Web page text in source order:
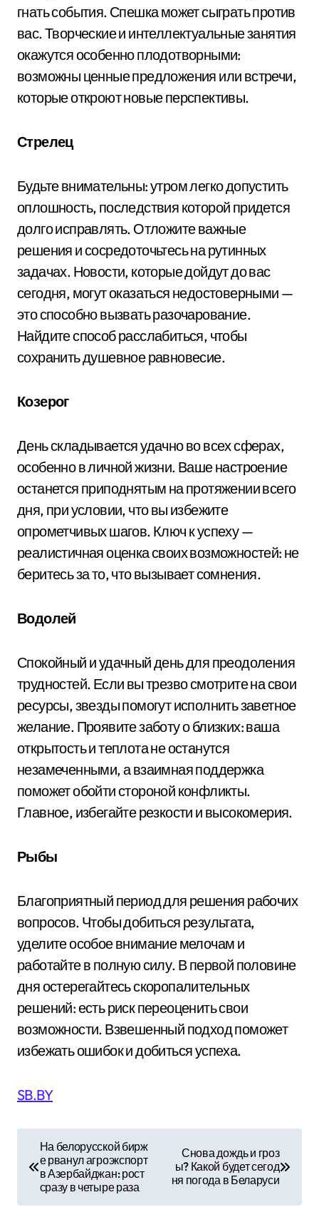
гнать события. Спешка может сыграть против
вас. Творческие и интеллектуальные занятия
окажутся особенно плодотворными:
возможны ценные предложения или встречи,
которые откроют новые перспективы.
Стрелец
Будьте внимательны: утром легко допустить
оплошность, последствия которой придется
долго исправлять. Отложите важные
решения и сосредоточьтесь на рутинных
задачах. Новости, которые дойдут до вас
сегодня, могут оказаться недостоверными —
это способно вызвать разочарование.
Найдите способ расслабиться, чтобы
сохранить душевное равновесие.
Козерог
День складывается удачно во всех сферах,
особенно в личной жизни. Ваше настроение
останется приподнятым на протяжении всего
дня, при условии, что вы избежите
опрометчивых шагов. Ключ к успеху —
реалистичная оценка своих возможностей: не
беритесь за то, что вызывает сомнения.
Водолей
Спокойный и удачный день для преодоления
трудностей. Если вы трезво смотрите на свои
ресурсы, звезды помогут исполнить заветное
желание. Проявите заботу о близких: ваша
открытость и теплота не останутся
незамеченными, а взаимная поддержка
поможет обойти стороной конфликты.
Главное, избегайте резкости и высокомерия.
Рыбы
Благоприятный период для решения рабочих
вопросов. Чтобы добиться результата,
уделите особое внимание мелочам и
работайте в полную силу. В первой половине
дня остерегайтесь скоропалительных
решений: есть риск переоценить свои
возможности. Взвешенный подход поможет
избежать ошибок и добиться успеха.
SB.BY
в
На белорусской бирж
е рванул агроэкспорт
в Азербайджан: рост
сразу в четыре раза
Снова дождь и гроз
ы? Какой будет сегод
ня погода в Беларуси